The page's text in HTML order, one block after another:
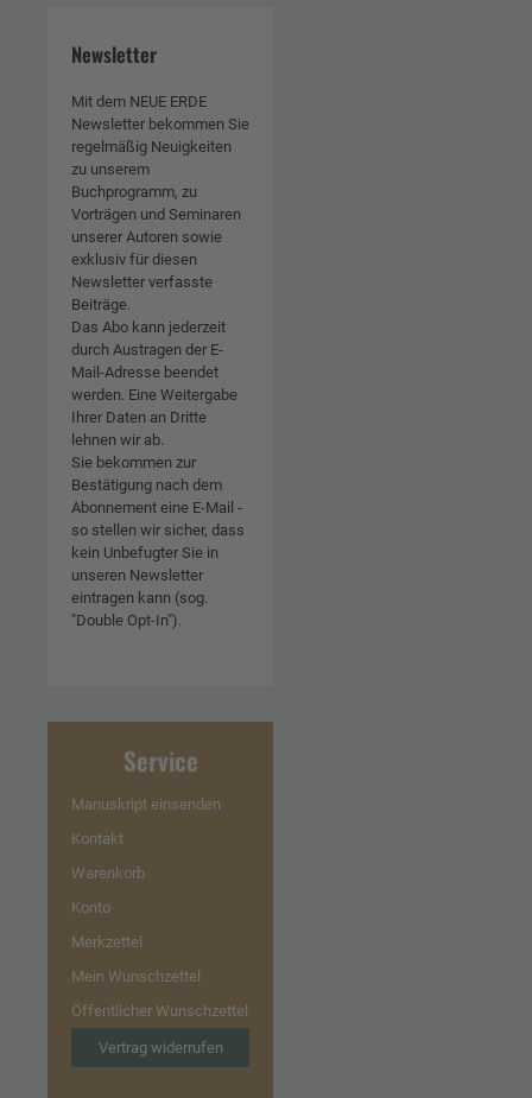
Newsletter
Mit dem NEUE ERDE
Newsletter bekommen Sie
regelmäßig Neuigkeiten
zu unserem
Buchprogramm, zu
Vorträgen und Seminaren
unserer Autoren sowie
exklusiv für diesen
Newsletter verfasste
Beiträge.
Das Abo kann jederzeit
durch Austragen der E-
Mail-Adresse beendet
werden. Eine Weitergabe
Ihrer Daten an Dritte
lehnen wir ab.
Sie bekommen zur
Bestätigung nach dem
Abonnement eine E-Mail -
so stellen wir sicher, dass
kein Unbefugter Sie in
unseren Newsletter
eintragen kann (sog.
"Double Opt-In").
Service
Manuskript einsenden
Kontakt
Warenkorb
Konto
Merkzettel
Mein Wunschzettel
Öffentlicher Wunschzettel
Vertrag widerrufen